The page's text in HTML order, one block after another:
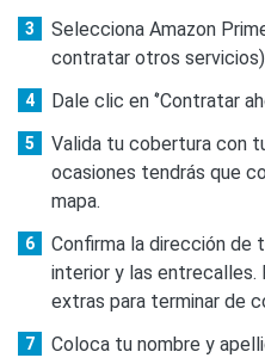
Selecciona Amazon
contratar otros servicios)
Dale clic en ‘’Contratar
Valida tu cobertura con
ocasiones tendrás que
mapa.
Confirma la dirección de
interior y las entrecalles.
extras para terminar de
Coloca tu nombre y